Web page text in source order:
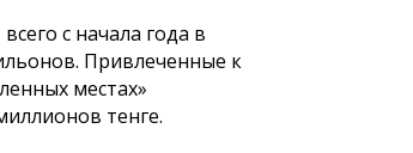
с начала года в
Привлеченные к
местах»
тенге.